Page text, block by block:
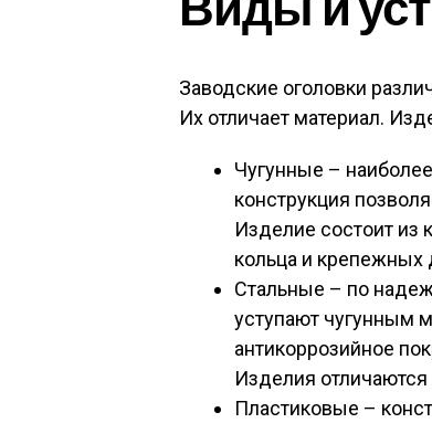
Заводские оголовки
Их отличает материал.
Чугунные –
конструкция
Изделие состоит из
кольца и крепежных
Стальные – по
уступают чугунным
антикоррозийное
Изделия
Пластиковые –